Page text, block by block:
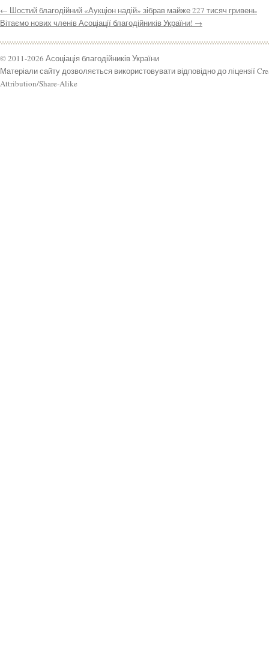
← Шостий благодійний «Аукціон надій» зібрав майже 227 тисяч гривень
Вітаємо нових членів Асоціації благодійників України! →
© 2011-2026 Асоціація благодійників України
Матеріали сайту дозволяється використовувати відповідно до ліцензії
Attribution/Share-Alike